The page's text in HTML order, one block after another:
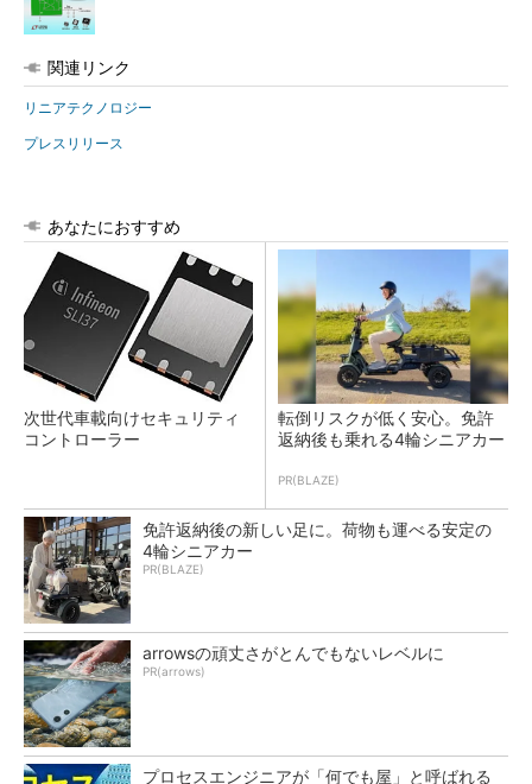
関連リンク
リニアテクノロジー
プレスリリース
あなたにおすすめ
次世代車載向けセキュリティ
コントローラー
転倒リスクが低く安心。免許
返納後も乗れる4輪シニアカー
PR(BLAZE)
免許返納後の新しい足に。荷物も運べる安定の
4輪シニアカー
PR(BLAZE)
arrowsの頑丈さがとんでもないレベルに
PR(arrows)
プロセスエンジニアが「何でも屋」と呼ばれる